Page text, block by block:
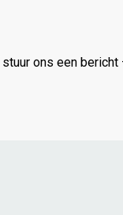
ons een